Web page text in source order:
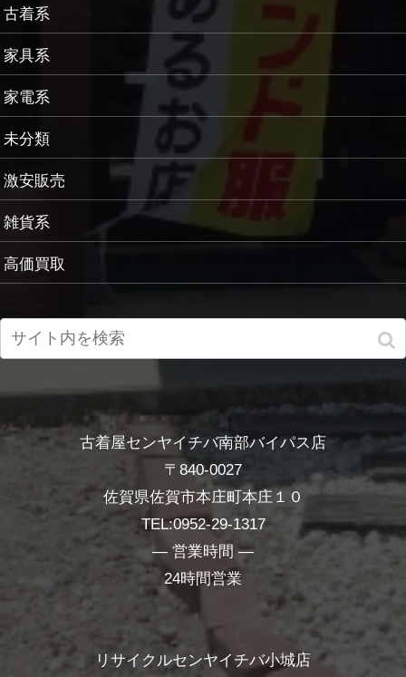
古着系
家具系
家電系
未分類
激安販売
雑貨系
高価買取
古着屋センヤイチバ南部バイパス店
〒840-0027
佐賀県佐賀市本庄町本庄１０
TEL:0952-29-1317
― 営業時間 ―
24時間営業
リサイクルセンヤイチバ小城店